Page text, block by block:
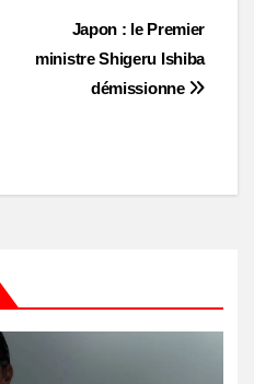
Japon : le Premier
ministre Shigeru Ishiba
démissionne